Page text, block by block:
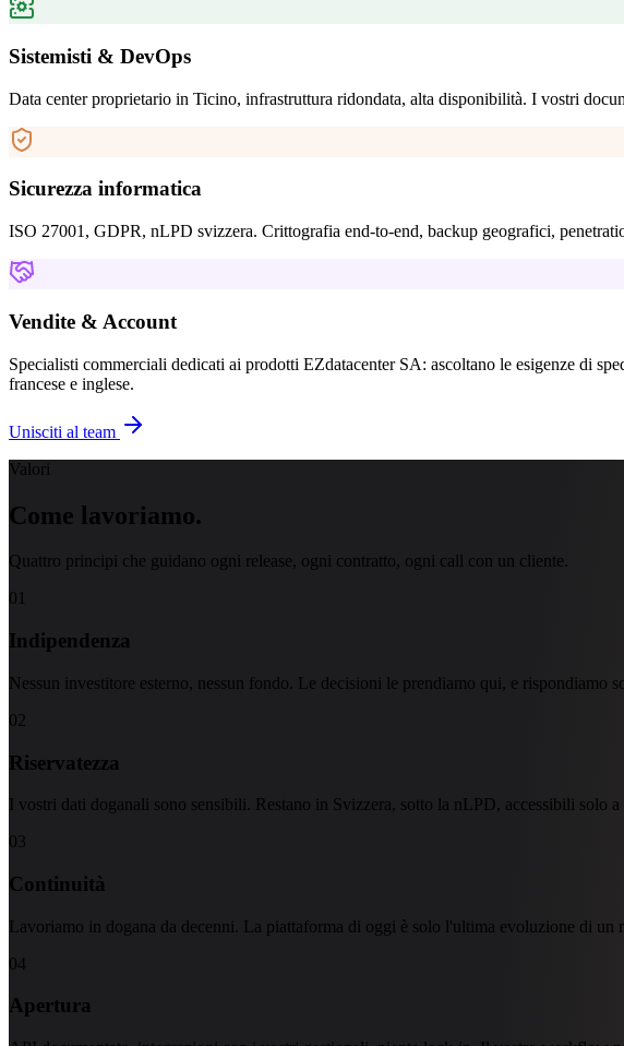
Sistemisti & DevOps
Data center proprietario in Ticino, infrastruttura ridondata, alta disponibilità. I vostri
Sicurezza informatica
ISO 27001, GDPR, nLPD svizzera. Crittografia end-to-end, backup geografici,
Vendite & Account
Specialisti commerciali dedicati ai prodotti EZdatacenter SA: ascoltano le esigenze di
francese e inglese.
Unisciti al team
Valori
Come lavoriamo.
Quattro principi che guidano ogni release, ogni contratto, ogni call con un cliente.
0 1
Indipendenza
Nessun investitore esterno, nessun fondo. Le decisioni le prendiamo qui, e rispondiamo
02
Riservatezza
I vostri dati doganali sono sensibili. Restano in Svizzera, sotto la nLPD, accessibili solo a
0 3
Continuità
Lavoriamo in dogana da decenni. La piattaforma di oggi è solo l'ultima evoluzione di un
04
Apertura